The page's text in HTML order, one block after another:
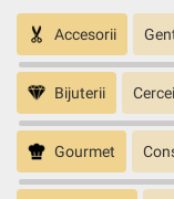
Accesorii
Bijuterii Cercei
Gourmet